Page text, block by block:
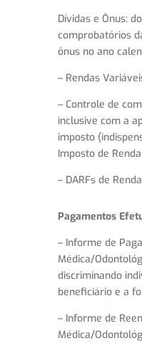
Dívidas e Ônus:
comprobatórios
ônus no ano
– Rendas
– Controle de
inclusive com a
imposto
Imposto de
– DARFs de
Pagamentos
– Informe de
Médica/
discriminando
beneficiário e a
– Informe de
Médica/